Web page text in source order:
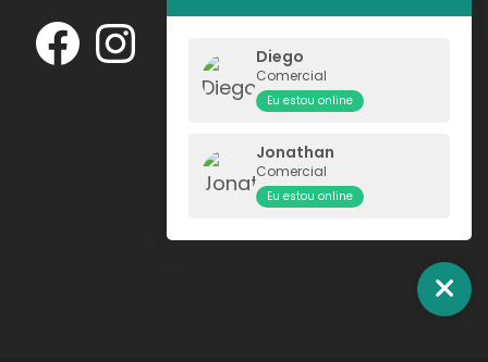
FacebookInstagram
Diego
Comercial
Eu estou online
Jonathan
Comercial
Eu estou online